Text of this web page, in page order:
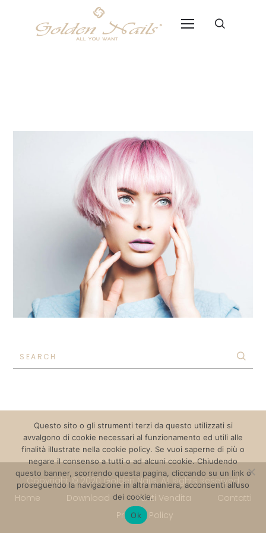
SEARCH
Copyright © 2020 Golden Nails. All Rights Reserved
Home
Download Punti Vendita
Contatti
Privacy Policy
Questo sito o gli strumenti terzi da questo utilizzati si
avvalgono di cookie necessari al funzionamento ed utili alle
finalità illustrate nella cookie policy. Se vuoi saperne di più o
negare il consenso a tutti o ad alcuni cookie. Chiudendo
questo banner, scorrendo questa pagina, cliccando su un link o
proseguendo la navigazione in altra maniera, acconsenti all’uso
dei cookie.
Ok